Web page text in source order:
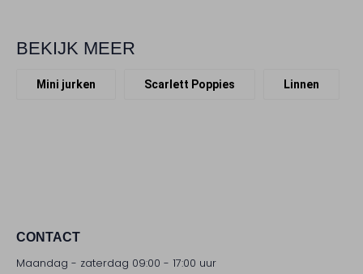
BEKIJK MEER
Mini jurken Scarlett Poppies Linnen
CONTACT
Maandag - zaterdag 09:00 - 17:00 uur